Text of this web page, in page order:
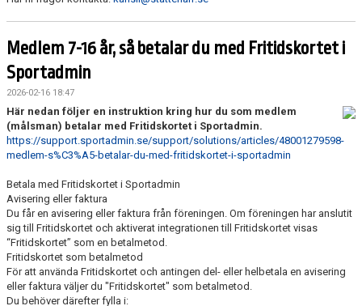
Medlem 7-16 år, så betalar du med Fritidskortet i
Sportadmin
2026-02-16 18:47
Här nedan följer en instruktion kring hur du som medlem
(målsman) betalar med Fritidskortet i Sportadmin.
https://support.sportadmin.se/support/solutions/articles/48001279598-
medlem-s%C3%A5-betalar-du-med-fritidskortet-i-sportadmin
Betala med Fritidskortet i Sportadmin
Avisering eller faktura
Du får en avisering eller faktura från föreningen. Om föreningen har anslutit
sig till Fritidskortet och aktiverat integrationen till Fritidskortet visas
“Fritidskortet” som en betalmetod.
Fritidskortet som betalmetod
För att använda Fritidskortet och antingen del- eller helbetala en avisering
eller faktura väljer du "Fritidskortet" som betalmetod.
Du behöver därefter fylla i: